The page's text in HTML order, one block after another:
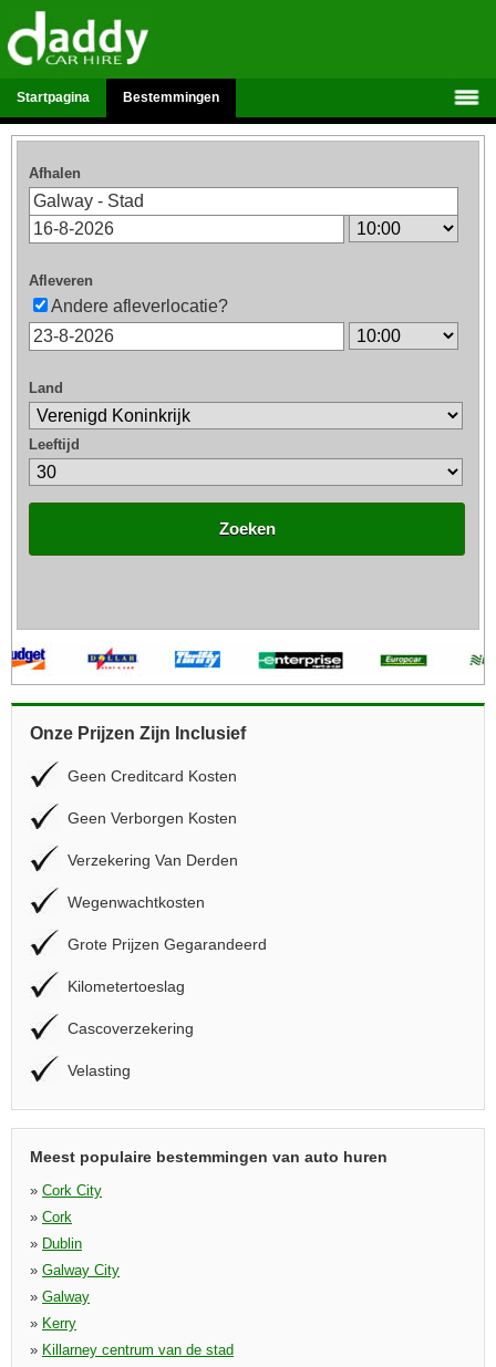
Startpagina Bestemmingen
Afhalen
Afleveren
Andere afleverlocatie?
Land
Leeftijd
Zoeken
Onze Prijzen Zijn Inclusief
Geen Creditcard Kosten
Geen Verborgen Kosten
Verzekering Van Derden
Wegenwachtkosten
Grote Prijzen Gegarandeerd
Kilometertoeslag
Cascoverzekering
Velasting
Meest populaire bestemmingen van auto huren
» Cork City
» Cork
» Dublin
» Galway City
» Galway
» Kerry
» Killarney centrum van de stad